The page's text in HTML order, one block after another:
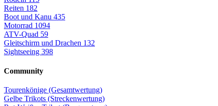
Reiten 182
Boot und Kanu 435
Motorrad 1094
ATV-Quad 59
Gleitschirm und Drachen 132
Sightseeing 398
Community
Tourenkönige (Gesamtwertung)
Gelbe Trikots (Streckenwertung)